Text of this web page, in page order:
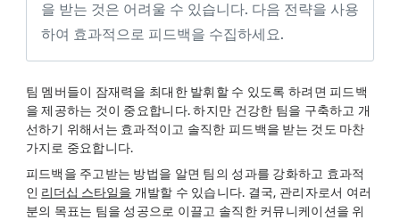
을 받는 것은 어려울 수 있습니다. 다음 전략을 사용
하여 효과적으로 피드백을 수집하세요.
팀 멤버들이 잠재력을 최대한 발휘할 수 있도록 하려면 피드백
을 제공하는 것이 중요합니다. 하지만 건강한 팀을 구축하고 개
선하기 위해서는 효과적이고 솔직한 피드백을 받는 것도 마찬
가지로 중요합니다.
피드백을 주고받는 방법을 알면 팀의 성과를 강화하고 효과적
인 리더십 스타일을 개발할 수 있습니다. 결국, 관리자로서 여러
분의 목표는 팀을 성공으로 이끌고 솔직한 커뮤니케이션을 위